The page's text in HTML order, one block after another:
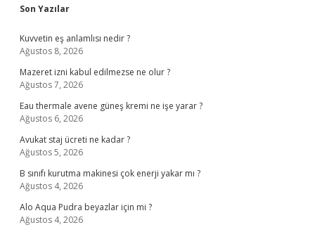
Sidebar
Son Yazılar
Kuvvetin eş anlamlısı nedir ?
Ağustos 8, 2026
Mazeret izni kabul edilmezse ne olur ?
Ağustos 7, 2026
Eau thermale avene güneş kremi ne işe yarar ?
Ağustos 6, 2026
Avukat staj ücreti ne kadar ?
Ağustos 5, 2026
B sınıfı kurutma makinesi çok enerji yakar mı ?
Ağustos 4, 2026
Alo Aqua Pudra beyazlar için mi ?
Ağustos 4, 2026